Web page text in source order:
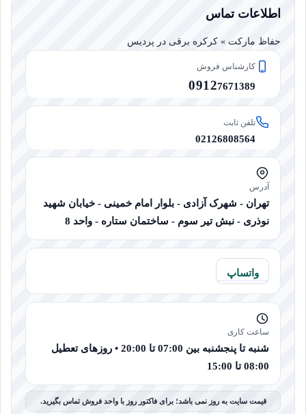
اطلاعات تماس
حفاظ مارکت » کرکره برقی در پردیس
کارشناس فروش
09127671389
تلفن ثابت
02126808564
آدرس
تهران - شهرک آزادی - بلوار امام خمینی - خیابان شهید
نوذری - نبش تیر سوم - ساختمان ستاره - واحد 8
واتساپ
ساعت کاری
شنبه تا پنجشنبه بین 07:00 تا 20:00 • روزهای تعطیل
08:00 تا 15:00
قیمت سایت به روز نمی باشد؛ برای فاکتور روز با واحد فروش تماس بگیرید.